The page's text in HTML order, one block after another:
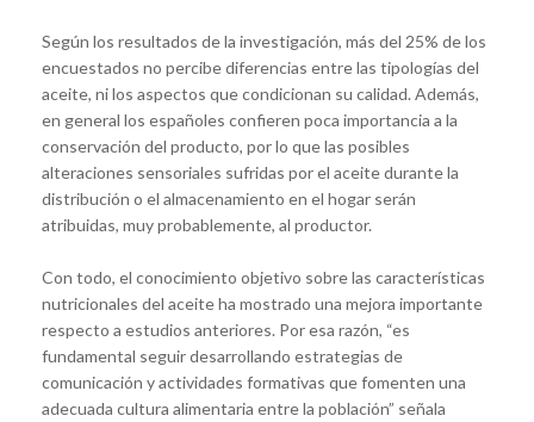
Según los resultados de la investigación, más del 25% de los
encuestados no percibe diferencias entre las tipologías del
aceite, ni los aspectos que condicionan su calidad. Además,
en general los españoles confieren poca importancia a la
conservación del producto, por lo que las posibles
alteraciones sensoriales sufridas por el aceite durante la
distribución o el almacenamiento en el hogar serán
atribuidas, muy probablemente, al productor.
Con todo, el conocimiento objetivo sobre las características
nutricionales del aceite ha mostrado una mejora importante
respecto a estudios anteriores. Por esa razón, “es
fundamental seguir desarrollando estrategias de
comunicación y actividades formativas que fomenten una
adecuada cultura alimentaria entre la población” señala